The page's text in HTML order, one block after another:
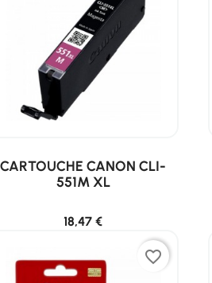
CARTOUCHE CANON CLI-
551M XL
18,47 €
favorite_border